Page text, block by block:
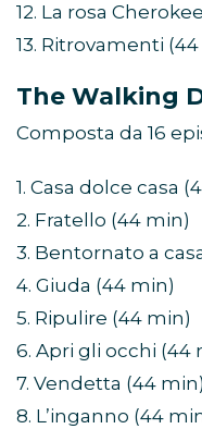
12. La rosa
13. Ritrovamenti
The Walking
Composta da 16
1. Casa dolce casa
2. Fratello (44 min)
3. Bentornato a
4. Giuda (44 min)
5. Ripulire (44 min)
6. Apri gli occhi (44
7. Vendetta (44 min)
8. L’inganno (44